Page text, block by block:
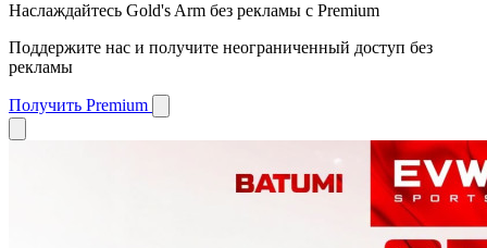
Наслаждайтесь Gold's Arm без рекламы с Premium
Поддержите нас и получите неограниченный доступ без
рекламы
Получить Premium